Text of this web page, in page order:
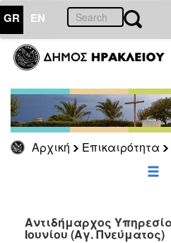
GR EN
Αρχική Επικαιρότητα
ΕΠΙΚΑΙΡΟΤΗΤΑ
Τύπου
Αρχείο
ΕΠΙΣΚΕΠΤΗΣ
Αντιδήμαρχος
Ιουνίου (Αγ. Πνεύματος)